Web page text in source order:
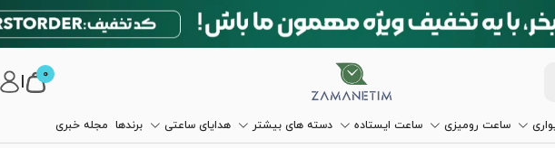
0
ساعت رومیزی ساعت ایستاده دسته های بیشتر هدایای ساعتی برندها مجله خبری